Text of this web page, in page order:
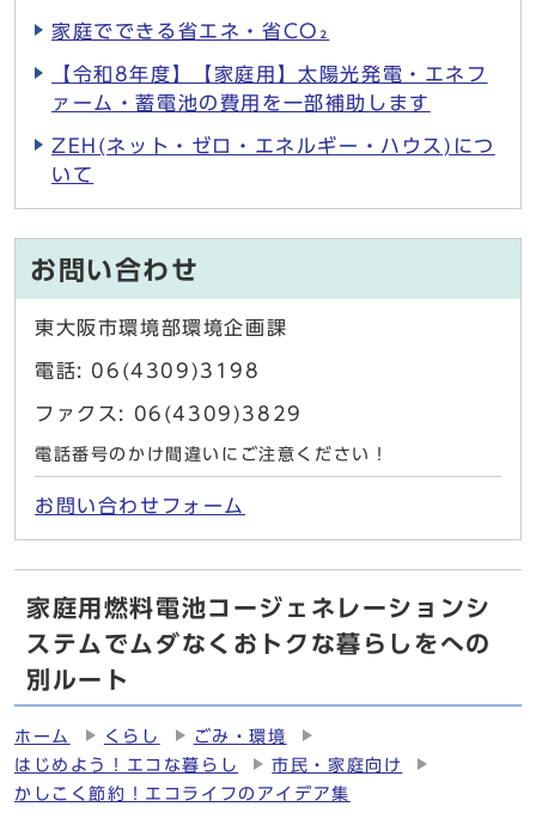
家庭でできる省エネ・省CO₂
【令和8年度】【家庭用】太陽光発電・エネフ
ァーム・蓄電池の費用を一部補助します
ZEH(ネット・ゼロ・エネルギー・ハウス)につ
いて
お問い合わせ
東大阪市環境部環境企画課
電話: 06(4309)3198
ファクス: 06(4309)3829
電話番号のかけ間違いにご注意ください！
お問い合わせフォーム
家庭用燃料電池コージェネレーションシ
ステムでムダなくおトクな暮らしをへの
別ルート
ホーム くらし
ごみ・環境
はじめよう！エコな暮らし
市民・家庭向け
かしこく節約！エコライフのアイデア集